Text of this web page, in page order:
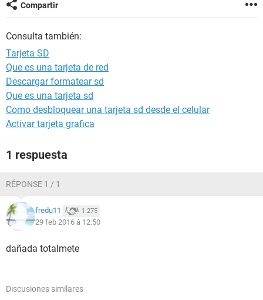
Compartir
Consulta también:
Tarjeta SD
Que es una tarjeta de red
Descargar formatear sd
Que es una tarjeta sd
Como desbloquear una tarjeta sd desde el celular
Activar tarjeta grafica
1 respuesta
RÉPONSE 1 / 1
fredu11 1.275
29 feb 2016 à 12:50
dañada totalmete
Discusiones similares